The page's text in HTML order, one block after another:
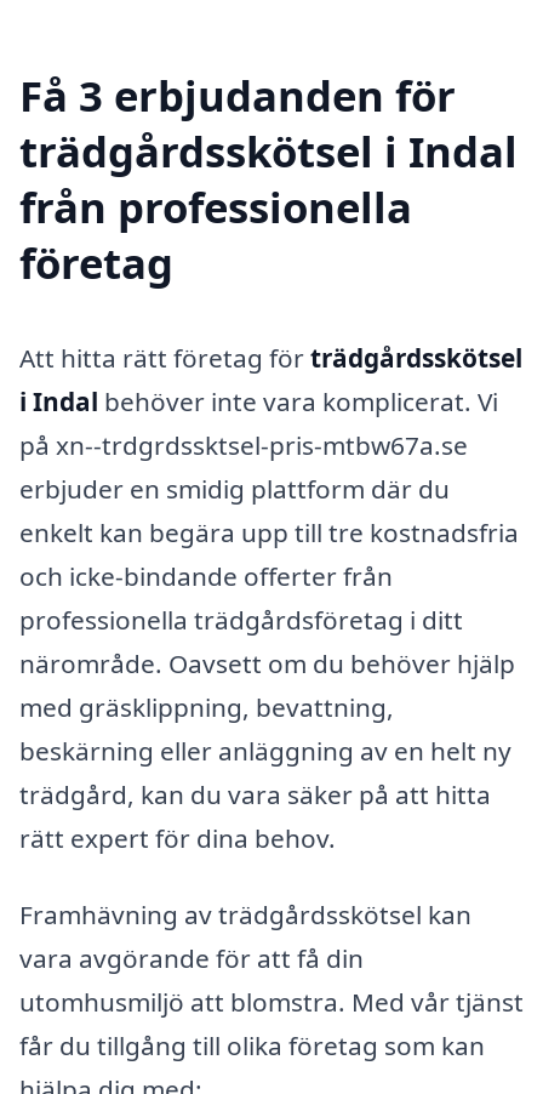
Få 3 erbjudanden för
trädgårdsskötsel i Indal
från professionella
företag
Att hitta rätt företag förträdgårdsskötsel
i Indal behöver inte vara komplicerat. Vi
på xn--trdgrdssktsel-pris-mtbw67a.se
erbjuder en smidig plattform där du
enkelt kan begära upp till tre kostnadsfria
och icke-bindande offerter från
professionella trädgårdsföretag i ditt
närområde. Oavsett om du behöver hjälp
med gräsklippning, bevattning,
beskärning eller anläggning av en helt ny
trädgård, kan du vara säker på att hitta
rätt expert för dina behov.
Framhävning av trädgårdsskötsel kan
vara avgörande för att få din
utomhusmiljö att blomstra. Med vår tjänst
får du tillgång till olika företag som kan